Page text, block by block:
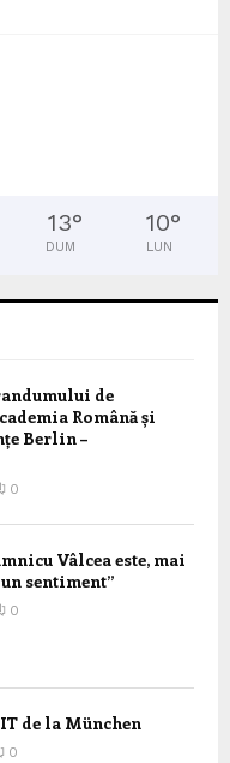
13°
DUM
10°
LUN
de
Română și
Berlin –
0
Vâlcea este, mai
sentiment”
0
de la München
0